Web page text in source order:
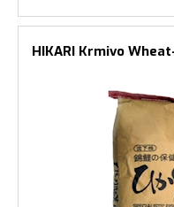
HIKARI Krmivo